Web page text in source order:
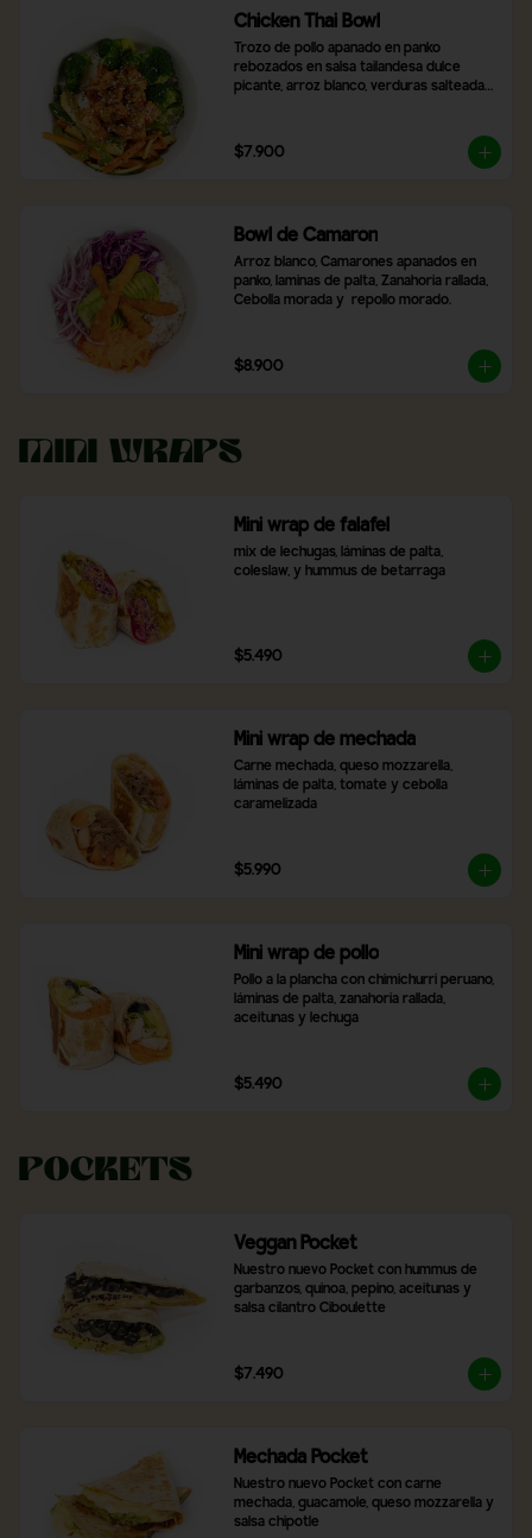
Chicken Thai Bowl
Trozo de pollo apanado en panko
rebozados en salsa tailandesa dulce
picante, arroz blanco, verduras salteadas,
$7.900
Bowl de Camaron
Arroz blanco, Camarones apanados en
panko, laminas de palta, Zanahoria rallada,
Cebolla morada y  repollo morado.
$8.900
Mini Wraps
Mini wrap de falafel
mix de lechugas, láminas de palta,
coleslaw, y hummus de betarraga
$5.490
Mini wrap de mechada
Carne mechada, queso mozzarella,
láminas de palta, tomate y cebolla
caramelizada
$5.990
Mini wrap de pollo
Pollo a la plancha con chimichurri peruano,
láminas de palta, zanahoria rallada,
aceitunas y lechuga
$5.490
Pockets
Veggan Pocket
Nuestro nuevo Pocket con hummus de
garbanzos, quinoa, pepino, aceitunas y
salsa cilantro Ciboulette
$7.490
Mechada Pocket
Nuestro nuevo Pocket con carne
mechada, guacamole, queso mozzarella y
salsa chipotle